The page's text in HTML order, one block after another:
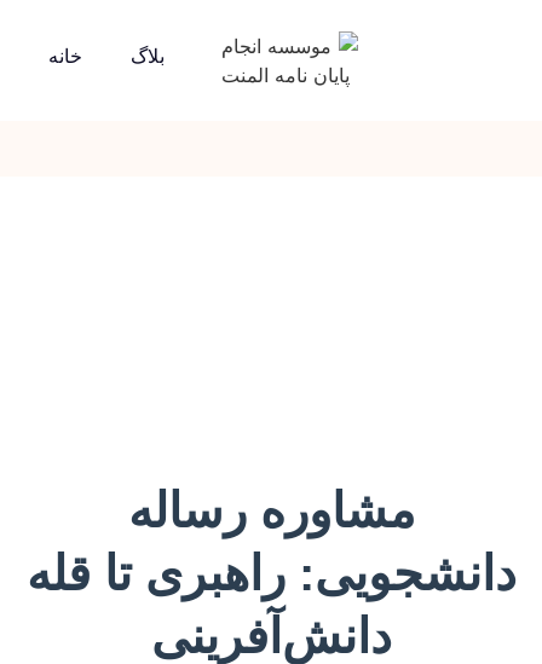
خانه بلاگ
مشاوره رساله
دانشجویی: راهبری تا قله
دانش‌آفرینی